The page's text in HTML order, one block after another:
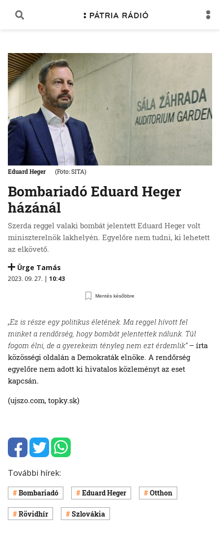
Bombariadó Eduard Heger
házánál
Szerda reggel valaki bombát jelentett Eduard Heger volt
miniszterelnök lakhelyén. Egyelőre nem tudni, ki lehetett
az elkövető.
Ürge Tamás
2023. 09. 27. | 10:43
Mentés későbbre
Eduard Heger (Foto: SITA)
„Ez is része egy politikus életének. Ma reggel hívott fel
minket a rendőrség, hogy bombát jelentettek nálunk. Túl
fogom élni, de a gyerekeim tényleg nem ezt érdemlik“– írta
közösségi oldalán a Demokraták elnöke. A rendőrség
egyelőre nem adott ki hivatalos közleményt az eset
kapcsán.
(ujszo.com, topky.sk)
További hírek:
Bombariadó Eduard Heger Otthon
Rövidhír Szlovákia